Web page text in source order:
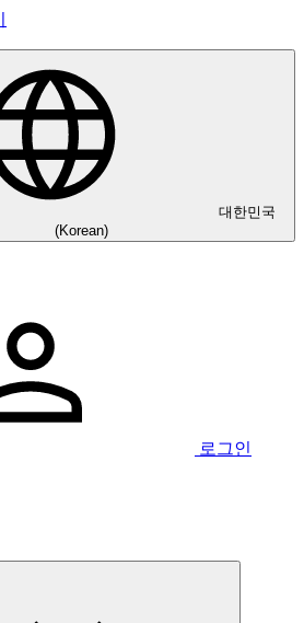
대한민국
(Korean)
로그인